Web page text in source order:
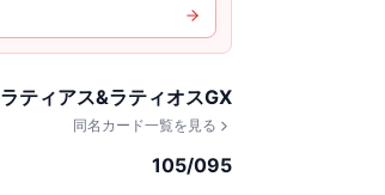
ラティアス&ラティオスGX
同名カード一覧を見る
105/095